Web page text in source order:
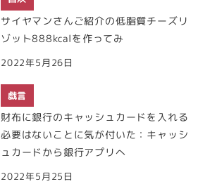
サイヤマンさんご紹介の低脂質チーズリ
ゾット888kcalを作ってみ
2022年5月26日
戯言
財布に銀行のキャッシュカードを入れる
必要はないことに気が付いた：キャッシ
ュカードから銀行アプリへ
2022年5月25日